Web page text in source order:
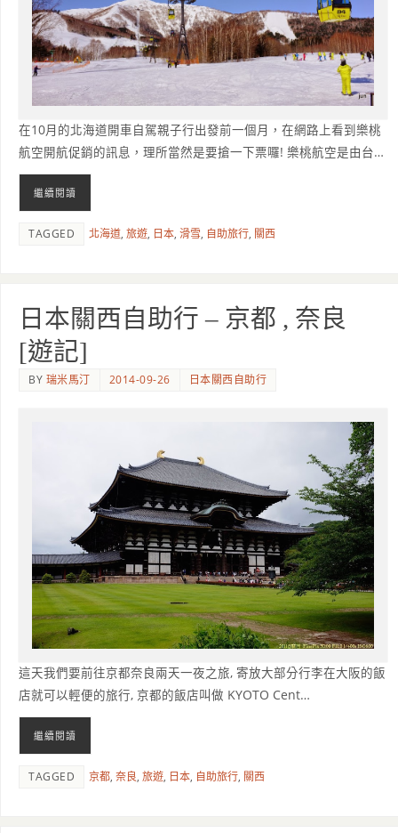
在10月的北海道開車自駕親子行出發前一個月，在網路上看到樂桃
航空開航促銷的訊息，理所當然是要搶一下票囉! 樂桃航空是由台…
繼續閱讀
TAGGED 北海道,旅遊, 日本,滑雪, 自助旅行, 關西
日本關西自助行 – 京都 , 奈良
[遊記]
BY 瑞米馬汀 2014-09-26 日本關西自助行
這天我們要前往京都奈良兩天一夜之旅, 寄放大部分行李在大阪的飯
店就可以輕便的旅行, 京都的飯店叫做 KYOTO Cent…
繼續閱讀
TAGGED 京都,奈良,旅遊, 日本, 自助旅行, 關西